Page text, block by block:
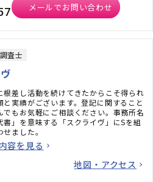
メールでお問い合わせ
査士
根差し活動を続けてきたからこそ得られ
と実績がございます。登記に関すること
でもお気軽にご相談ください。事務所名
書」を意味する「スクライヴ」にSを組
せました。
容を見る
地図・アクセス